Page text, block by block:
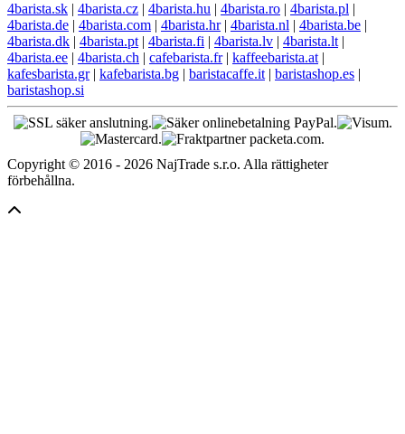
4barista.sk | 4barista.cz | 4barista.hu | 4barista.ro | 4barista.pl |
4barista.de | 4barista.com | 4barista.hr| 4barista.nl | 4barista.be |
4barista.dk | 4barista.pt | 4barista.fi | 4barista.lv | 4barista.lt |
4barista.ee | 4barista.ch | cafebarista.fr| kaffeebarista.at |
kafesbarista.gr| kafebarista.bg | baristacaffe.it | baristashop.es |
baristashop.si
Copyright © 2016 - 2026 NajTrade s.r.o. Alla rättigheter
förbehållna.